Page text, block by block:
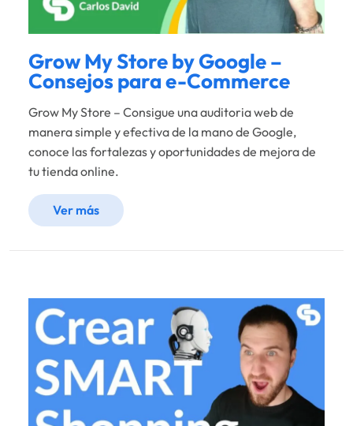
Grow My Store by Google –
Consejos para e-Commerce
Grow My Store – Consigue una auditoria web de
manera simple y efectiva de la mano de Google,
conoce las fortalezas y oportunidades de mejora de
tu tienda online.
Ver más